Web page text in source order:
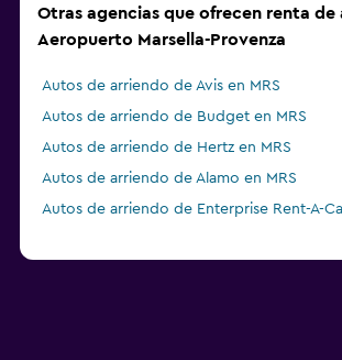
Otras agencias que ofrecen renta de
Aeropuerto Marsella-Provenza
Autos de arriendo de Avis en MRS
Autos de arriendo de Budget en MRS
Autos de arriendo de Hertz en MRS
Autos de arriendo de Alamo en MRS
Autos de arriendo de Enterprise Rent-A-